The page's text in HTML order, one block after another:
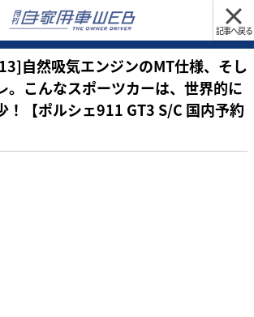
記事へ戻る
自然吸気エンジンのMT仕様、そし
。こんなスポーツカーは、世界的に
！【ポルシェ911 GT3 S/C 国内予約